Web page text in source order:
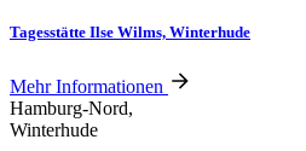
Tagesstätte Ilse Wilms, Winterhude
Mehr Informationen
Hamburg-Nord,
Winterhude